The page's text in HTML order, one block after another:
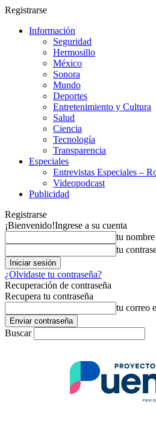
Registrarse
Información
Seguridad
Hermosillo
México
Sonora
Mundo
Deportes
Entretenimiento y Cultura
Salud
Ciencia
Tecnología
Transparencia
Especiales
Entrevistas Especiales –
Videopodcast
Publicidad
Registrarse
¡Bienvenido!Ingrese a su cuenta
tu
tu
¿Olvidaste tu contraseña?
Recuperación de contraseña
Recupera tu contraseña
tu correo
Buscar